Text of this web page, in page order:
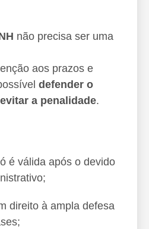
não precisa ser uma
aos prazos e
defender o
a penalidade.
é válida após o devido
direito à ampla defesa